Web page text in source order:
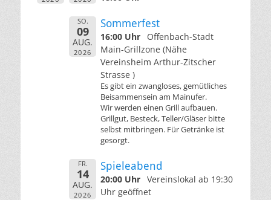
SO.
09
AUG.
2026
Sommerfest
16:00 Uhr
Offenbach-Stadt
Main-Grillzone (Nähe
Vereinsheim Arthur-Zitscher
Strasse )
Es gibt ein zwangloses, gemütliches
Beisammensein am Mainufer.
Wir werden einen Grill aufbauen.
Grillgut, Besteck, Teller/Gläser bitte
selbst mitbringen. Für Getränke ist
gesorgt.
FR.
14
AUG.
2026
Spieleabend
20:00 Uhr Vereinslokal ab 19:30
Uhr geöffnet